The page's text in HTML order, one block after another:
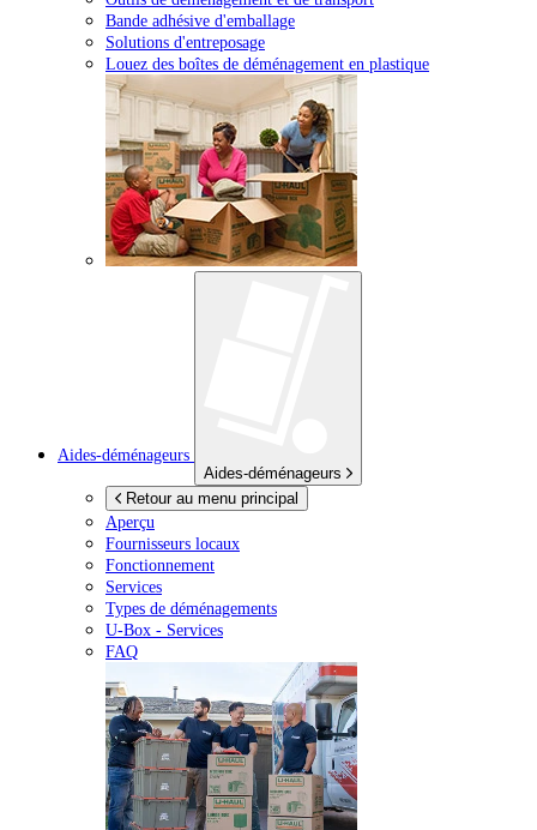
Bande adhésive d'emballage
Solutions d'entreposage
Louez des boîtes de déménagement en plastique
Aides-déménageurs
Aides-déménageurs
Retour au menu principal
Aperçu
Fournisseurs locaux
Fonctionnement
Services
Types de déménagements
U-Box - Services
FAQ